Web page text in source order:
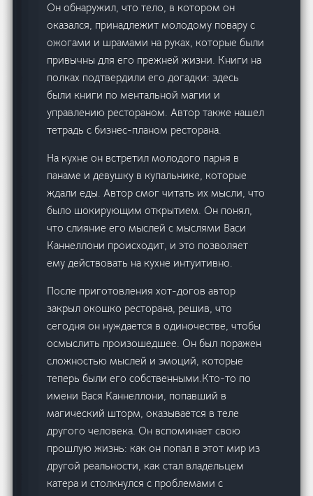
Он обнаружил, что тело, в котором он
оказался, принадлежит молодому повару с
ожогами и шрамами на руках, которые были
привычны для его прежней жизни. Книги на
полках подтвердили его догадки: здесь
были книги по ментальной магии и
управлению рестораном. Автор также нашел
тетрадь с бизнес-планом ресторана.
На кухне он встретил молодого парня в
панаме и девушку в купальнике, которые
ждали еды. Автор смог читать их мысли, что
было шокирующим открытием. Он понял,
что слияние его мыслей с мыслями Васи
Каннеллони происходит, и это позволяет
ему действовать на кухне интуитивно.
После приготовления хот-догов автор
закрыл окошко ресторана, решив, что
сегодня он нуждается в одиночестве, чтобы
осмыслить произошедшее. Он был поражен
сложностью мыслей и эмоций, которые
теперь были его собственными.Кто-то по
имени Вася Каннеллони, попавший в
магический шторм, оказывается в теле
другого человека. Он вспоминает свою
прошлую жизнь: как он попал в этот мир из
другой реальности, как стал владельцем
катера и столкнулся с проблемами с